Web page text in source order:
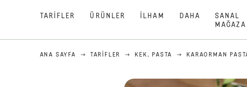
TARIFLER ÜRÜNLER İLHAM DAHA
SANAL
MAĞAZA
ANA SAYFA TARIFLER KEK, PASTA KARAORMAN